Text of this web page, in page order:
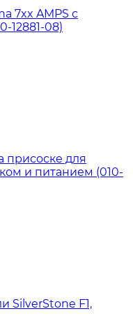
7xx AMPS с
12881-08)
присоске для
и питанием (010-
SilverStone F1,